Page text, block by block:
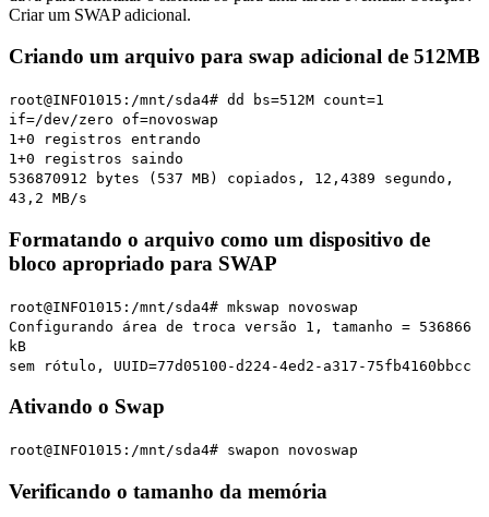
Criar um SWAP adicional.
Criando um arquivo para swap adicional de 512MB
root@INFO1015:/mnt/sda4# dd bs=512M count=1
if=/dev/zero of=novoswap
1+0 registros entrando
1+0 registros saindo
536870912 bytes (537 MB) copiados, 12,4389 segundo,
43,2 MB/s
Formatando o arquivo como um dispositivo de
bloco apropriado para SWAP
root@INFO1015:/mnt/sda4# mkswap novoswap
Configurando área de troca versão 1, tamanho = 536866
kB
sem rótulo, UUID=77d05100-d224-4ed2-a317-75fb4160bbcc
Ativando o Swap
root@INFO1015:/mnt/sda4# swapon novoswap
Verificando o tamanho da memória